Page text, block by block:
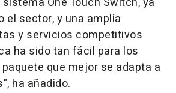
el sector, y una amplia
y servicios competitivos
ha sido tan fácil para los
que mejor se adapta a
ha añadido.